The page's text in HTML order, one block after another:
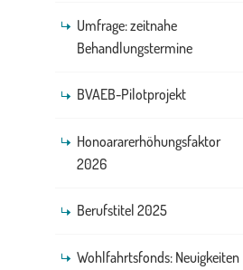
Umfrage: zeitnahe
Behandlungstermine
BVAEB-Pilotprojekt
Honoararerhöhungsfaktor
2026
Berufstitel 2025
Wohlfahrtsfonds: Neuigkeiten